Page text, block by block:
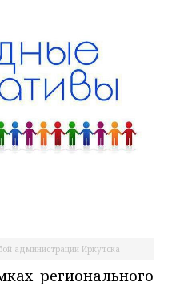
администрации Иркутска
регионального